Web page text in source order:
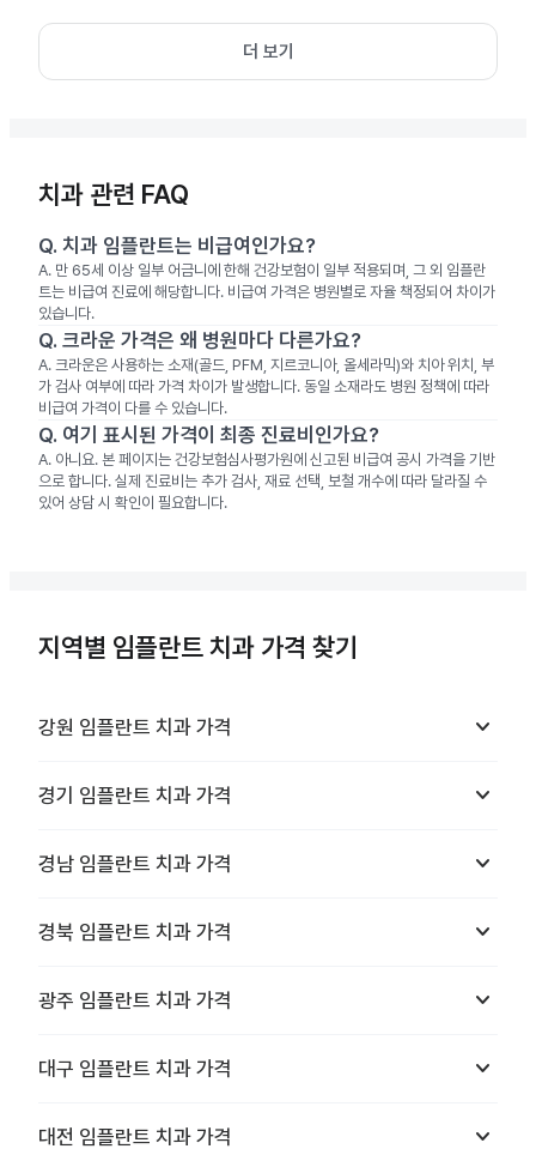
더 보기
치과 관련 FAQ
Q. 치과 임플란트는 비급여인가요?
A. 만 65세 이상 일부 어금니에 한해 건강보험이 일부 적용되며, 그 외 임플란
트는 비급여 진료에 해당합니다. 비급여 가격은 병원별로 자율 책정되어 차이가
있습니다.
Q. 크라운 가격은 왜 병원마다 다른가요?
A. 크라운은 사용하는 소재(골드, PFM, 지르코니아, 올세라믹)와 치아 위치, 부
가 검사 여부에 따라 가격 차이가 발생합니다. 동일 소재라도 병원 정책에 따라
비급여 가격이 다를 수 있습니다.
Q. 여기 표시된 가격이 최종 진료비인가요?
A. 아니요. 본 페이지는 건강보험심사평가원에 신고된 비급여 공시 가격을 기반
으로 합니다. 실제 진료비는 추가 검사, 재료 선택, 보철 개수에 따라 달라질 수
있어 상담 시 확인이 필요합니다.
지역별 임플란트 치과 가격 찾기
강원 임플란트 치과 가격 keyboard_arrow_down
경기 임플란트 치과 가격 keyboard_arrow_down
경남 임플란트 치과 가격 keyboard_arrow_down
경북 임플란트 치과 가격 keyboard_arrow_down
광주 임플란트 치과 가격 keyboard_arrow_down
대구 임플란트 치과 가격 keyboard_arrow_down
대전 임플란트 치과 가격 keyboard_arrow_down